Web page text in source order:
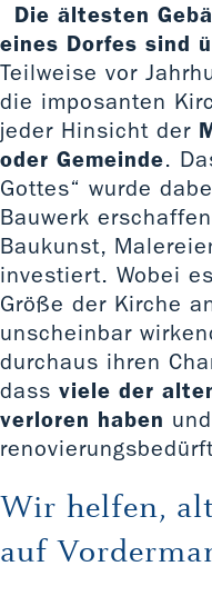
Die ältesten
eines Dorfes sind
Teilweise vor
die imposanten
jeder Hinsicht der
oder Gemeinde.
Gottes“ wurde
Bauwerk
Baukunst,
investiert. Wobei
Größe der Kirche
unscheinbar
durchaus ihren
dass viele der
verloren haben
Wir helfen,
auf